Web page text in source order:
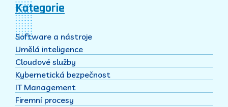
Kategorie
Software a nástroje
Umělá inteligence
Cloudové služby
Kybernetická bezpečnost
IT Management
Firemní procesy